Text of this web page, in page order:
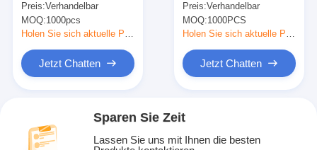
Mno2 Batterie
Preis:Verhandelbar
MOQ:1000pcs
Holen Sie sich aktuelle Preis
Jetzt Chatten
Primärbatterie
Preis:Verhandelbar
MOQ:1000PCS
Holen Sie sich aktuelle Preis
Jetzt Chatten
Sparen Sie Zeit
Lassen Sie uns mit Ihnen die besten